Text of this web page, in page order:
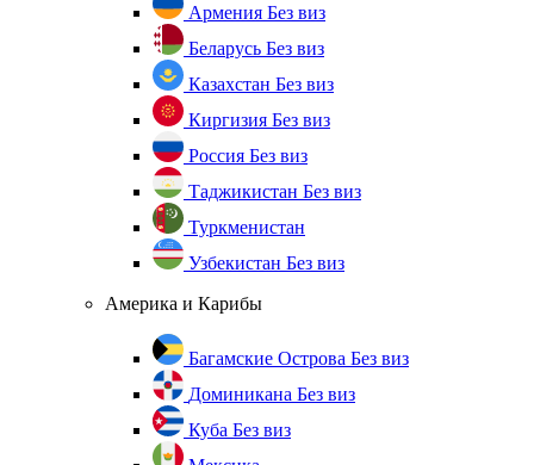
Армения Без виз
Беларусь Без виз
Казахстан Без виз
Киргизия Без виз
Россия Без виз
Таджикистан Без виз
Туркменистан
Узбекистан Без виз
Америка и Карибы
Багамские Острова Без виз
Доминикана Без виз
Куба Без виз